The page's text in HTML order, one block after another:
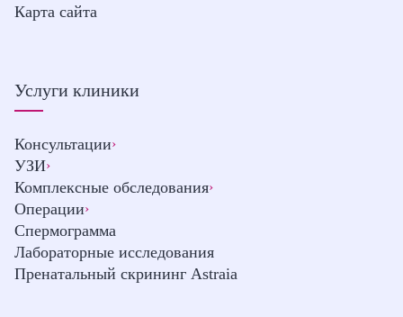
Карта сайта
Услуги клиники
Консультации›
УЗИ›
Комплексные обследования›
Операции›
Спермограмма
Лабораторные исследования
Пренатальный скрининг Astraia